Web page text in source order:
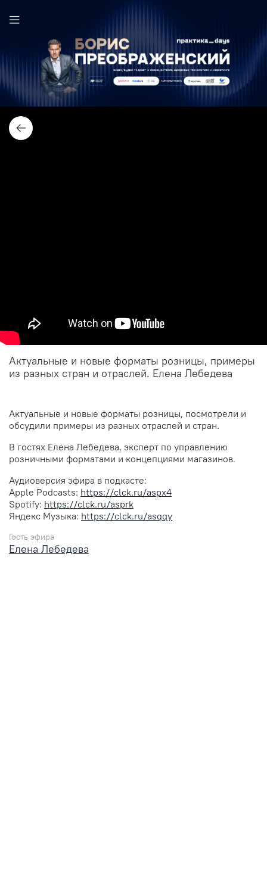
Актуальные и новые форматы розницы, примеры
из разных стран и отраслей. Елена Лебедева
Актуальные и новые форматы розницы, посмотрели и
обсудили примеры из разных отраслей и стран.
В гостях Елена Лебедева, эксперт по управлению
розничными форматами и концепциями магазинов.
Аудиоверсия эфира в подкасте:
Apple Podcasts: https://clck.ru/aspx4
Spotify: https://clck.ru/asprk
Яндекс Музыка: https://clck.ru/asqqy
Гость эфира
Елена Лебедева